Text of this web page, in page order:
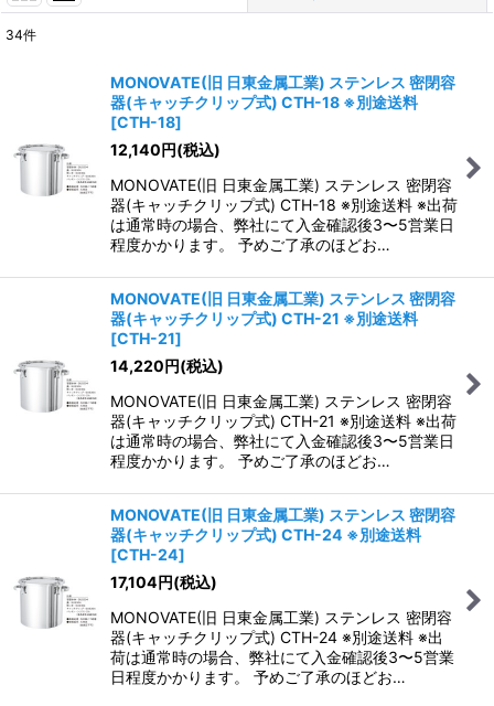
絞り込む
34件
MONOVATE(旧 日東金属工業) ステンレス 密閉容
器(キャッチクリップ式) CTH-18 ※別途送料
[CTH-18]
12,140円(税込)
MONOVATE(旧 日東金属工業) ステンレス 密閉容
器(キャッチクリップ式) CTH-18 ※別途送料 ※出荷
は通常時の場合、弊社にて入金確認後3〜5営業日
程度かかります。 予めご了承のほどお…
MONOVATE(旧 日東金属工業) ステンレス 密閉容
器(キャッチクリップ式) CTH-21 ※別途送料
[CTH-21]
14,220円(税込)
MONOVATE(旧 日東金属工業) ステンレス 密閉容
器(キャッチクリップ式) CTH-21 ※別途送料 ※出荷
は通常時の場合、弊社にて入金確認後3〜5営業日
程度かかります。 予めご了承のほどお…
MONOVATE(旧 日東金属工業) ステンレス 密閉容
器(キャッチクリップ式) CTH-24 ※別途送料
[CTH-24]
17,104円(税込)
MONOVATE(旧 日東金属工業) ステンレス 密閉容
器(キャッチクリップ式) CTH-24 ※別途送料 ※出
荷は通常時の場合、弊社にて入金確認後3〜5営業
日程度かかります。 予めご了承のほどお…